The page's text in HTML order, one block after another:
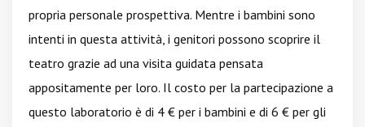
propria personale prospettiva. Mentre i bambini sono
intenti in questa attività, i genitori possono scoprire il
teatro grazie ad una visita guidata pensata
appositamente per loro. Il costo per la partecipazione a
questo laboratorio è di 4 € per i bambini e di 6 € per gli